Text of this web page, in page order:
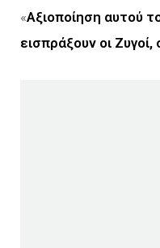
«Αξιοποίηση αυτού
εισπράξουν οι Ζυγοί,